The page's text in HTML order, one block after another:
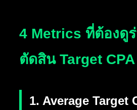
4 Metrics ที่ต้องดู
ตัดสิน Target CPA
1. Average Target